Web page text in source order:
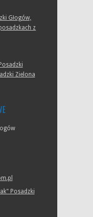
Głogów,
z
Posadzki
Zielona
Posadzki